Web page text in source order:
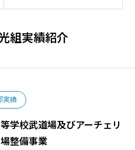
組実績紹介
実績
学校武道場及びアーチェリ
整備事業